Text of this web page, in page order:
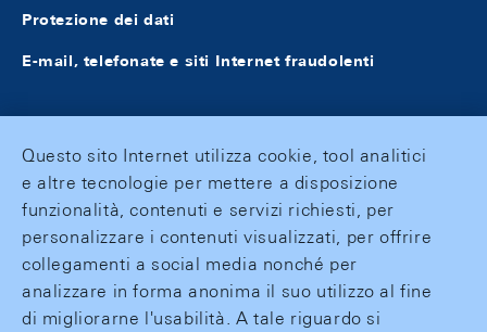
Protezione dei dati
E-mail, telefonate e siti Internet fraudolenti
Questo sito Internet utilizza cookie, tool analitici
e altre tecnologie per mettere a disposizione
funzionalità, contenuti e servizi richiesti, per
personalizzare i contenuti visualizzati, per offrire
collegamenti a social media nonché per
analizzare in forma anonima il suo utilizzo al fine
di migliorarne l'usabilità. A tale riguardo si